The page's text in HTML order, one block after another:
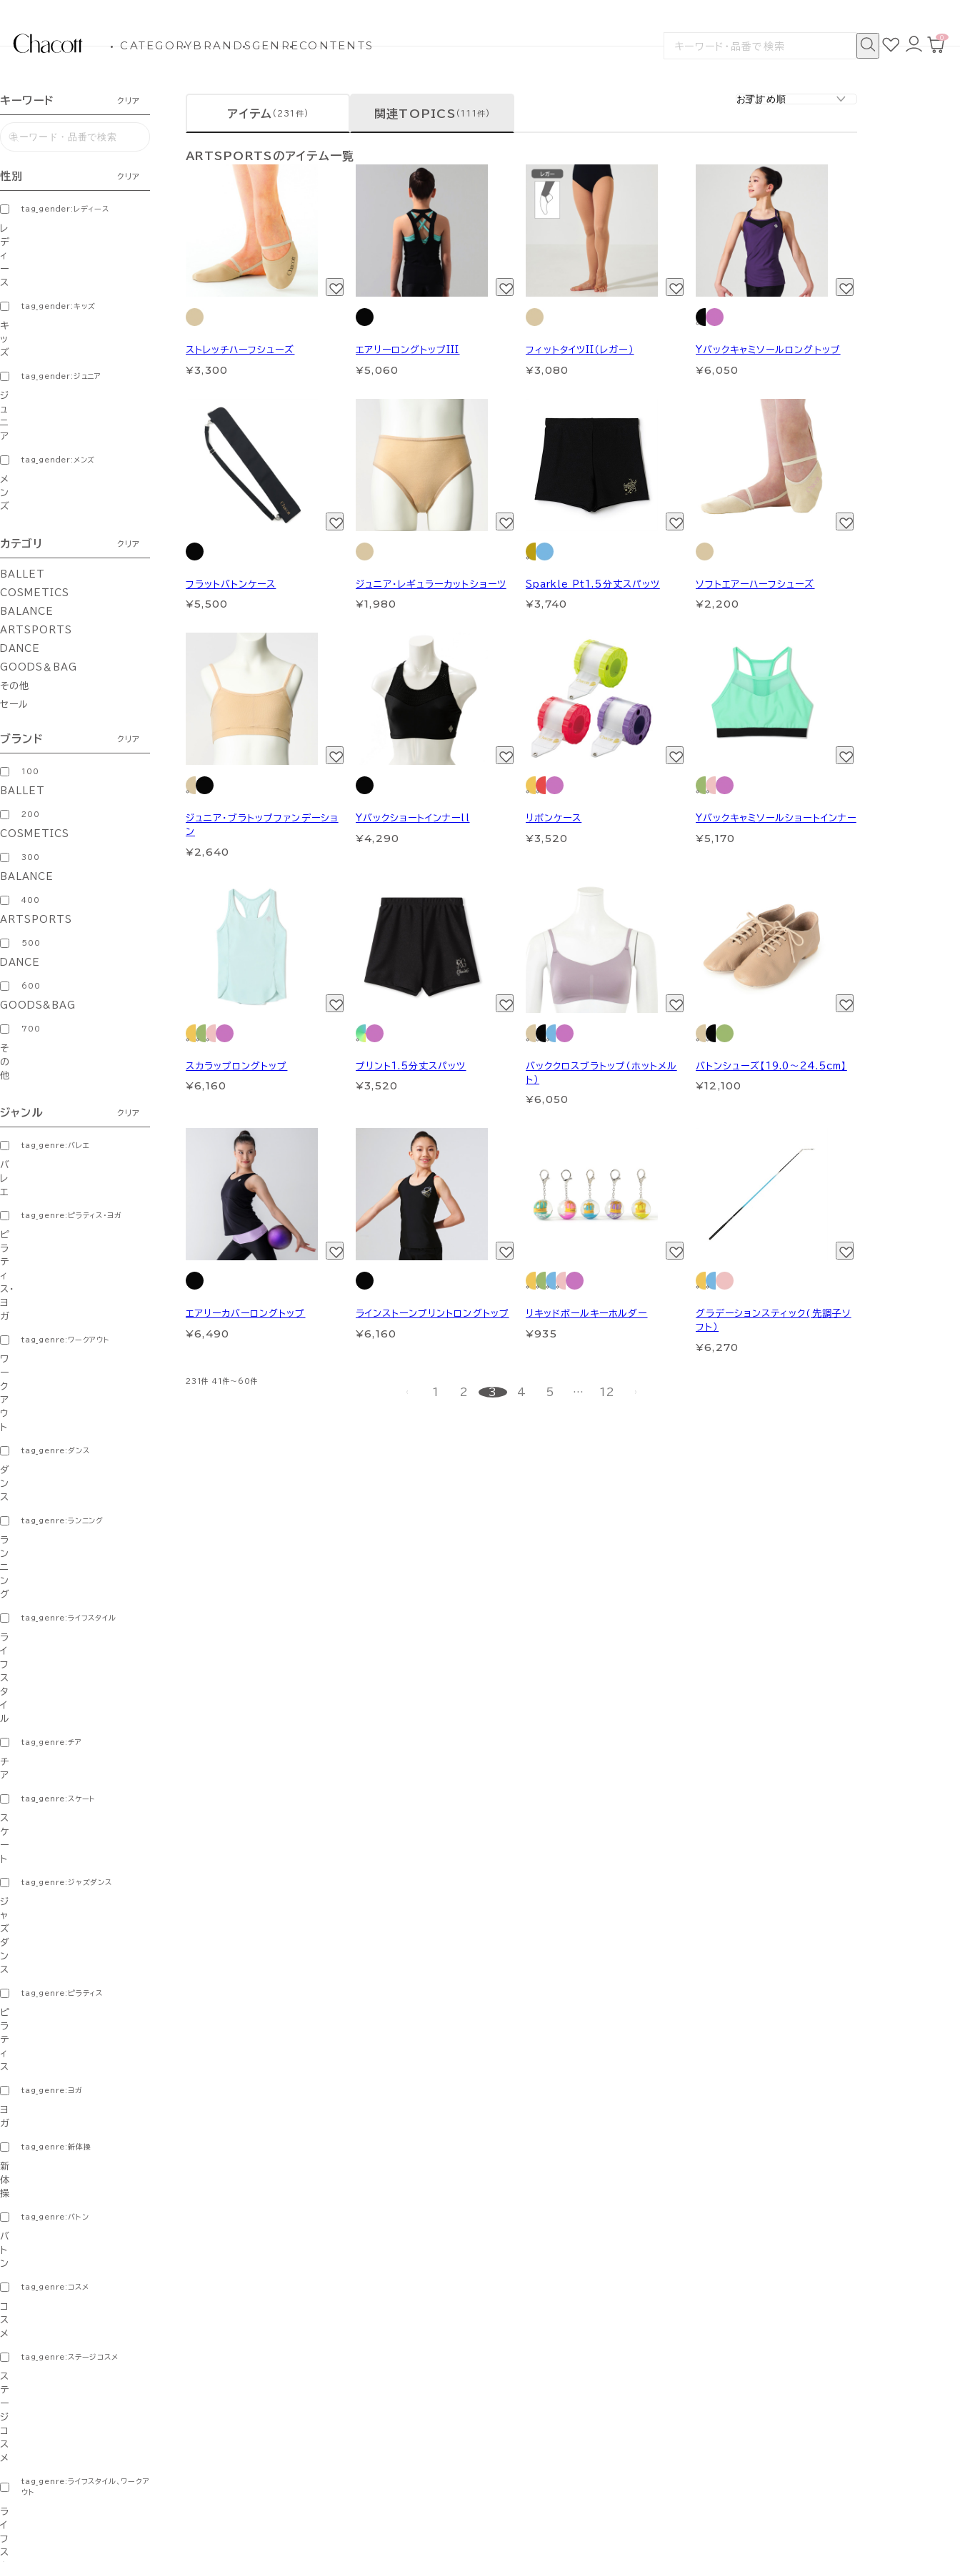
CATEGORYBRANDSGENRECONTENTS
検
お
気
ロ
グ
カ
0
キーワード クリア
性別 クリア
tag_gender:レディース
レ
デ
ィ
ー
ス
tag_gender:キッズ
キ
ッ
ズ
tag_gender:ジュニア
ジ
ュ
ニ
ア
tag_gender:メンズ
メ
ン
ズ
カテゴリ クリア
BALLET
COSMETICS
BALANCE
ARTSPORTS
DANCE
GOODS＆BAG
その他
セール
ブランド クリア
100
BALLET
200
COSMETICS
300
BALANCE
400
ARTSPORTS
500
DANCE
600
GOODS&BAG
700
そ
の
他
ジャンル クリア
tag_genre:バレエ
バ
レ
エ
tag_genre:ピラティス・ヨガ
ピ
ラ
テ
ィ
ス・
ヨ
ガ
tag_genre:ワークアウト
ワ
ー
ク
ア
ウ
ト
tag_genre:ダンス
ダ
ン
ス
tag_genre:ランニング
ラ
ン
ニ
ン
グ
tag_genre:ライフスタイル
ラ
イ
フ
ス
タ
イ
ル
tag_genre:チア
チ
ア
tag_genre:スケート
ス
ケ
ー
ト
tag_genre:ジャズダンス
ジ
ャ
ズ
ダ
ン
ス
tag_genre:ピラティス
ピ
ラ
テ
ィ
ス
tag_genre:ヨガ
ヨ
ガ
tag_genre:新体操
新
体
操
tag_genre:バトン
バ
ト
ン
tag_genre:コスメ
コ
ス
メ
tag_genre:ステージコスメ
ス
テ
ー
ジ
コ
ス
メ
tag_genre:ライフスタイル、ワークア
ウト
ラ
イ
フ
ス
アイテム (231件) 関連TOPICS (111件)
ARTSPORTSのアイテム一覧
ストレッチハーフシューズ
¥3,300
エアリーロングトップIII
¥5,060
フィットタイツII（レガー）
¥3,080
Yバックキャミソールロングトップ
¥6,050
フラットバトンケース
¥5,500
ジュニア・レギュラーカットショーツ
¥1,980
Sparkle Pt1.5分丈スパッツ
¥3,740
ソフトエアーハーフシューズ
¥2,200
ジュニア・ブラトップファンデーショ
ン
¥2,640
Yバックショートインナーll
¥4,290
リボンケース
¥3,520
Yバックキャミソールショートインナー
¥5,170
スカラップロングトップ
¥6,160
プリント1.5分丈スパッツ
¥3,520
バッククロスブラトップ（ホットメル
ト）
¥6,050
バトンシューズ【19.0～24.5cm】
¥12,100
エアリーカバーロングトップ
¥6,490
ラインストーンプリントロングトップ
¥6,160
リキッドボールキーホルダー
¥935
グラデーションスティック(先調子ソ
フト）
¥6,270
231件 41件～60件
1 2 3 4 5 … 12